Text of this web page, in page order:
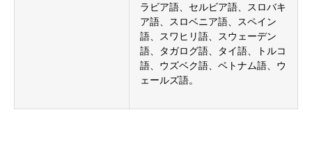
ラビア語、セルビア語、スロバキ
ア語、スロベニア語、スペイン
語、スワヒリ語、スウェーデン
語、タガログ語、タイ語、トルコ
語、ウズベク語、ベトナム語、ウ
ェールズ語。